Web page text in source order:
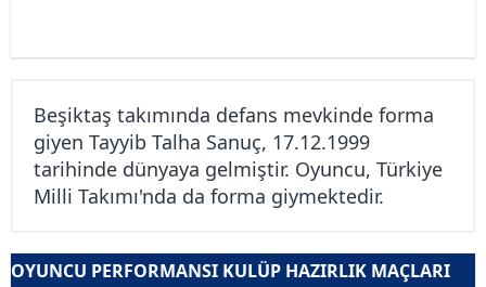
Beşiktaş takımında defans mevkinde forma
giyen Tayyib Talha Sanuç, 17.12.1999
tarihinde dünyaya gelmiştir. Oyuncu, Türkiye
Milli Takımı'nda da forma giymektedir.
OYUNCU PERFORMANSI KULÜP HAZIRLIK MAÇLARI